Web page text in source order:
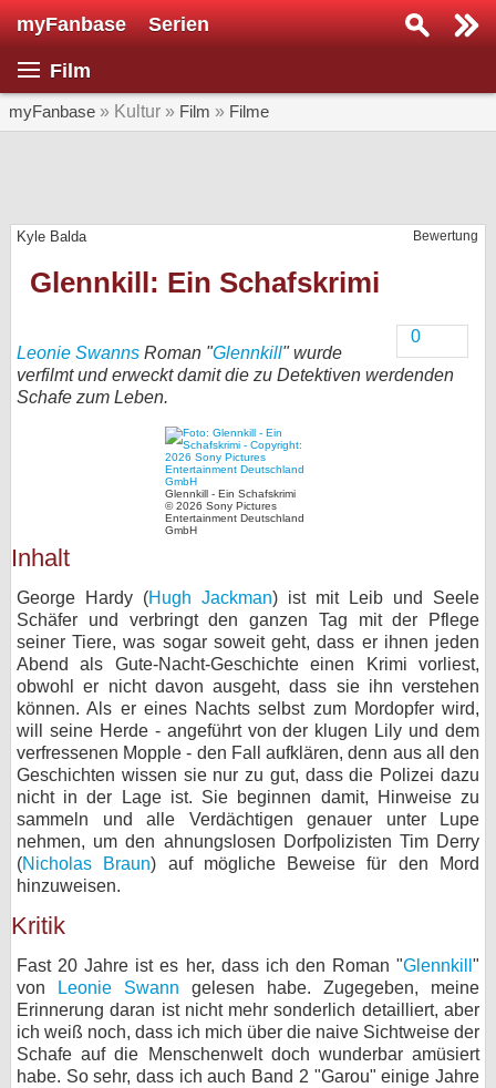
myFanbase Serien
Film
myFanbase » Kultur » Film » Filme
Bewertung
Kyle Balda
Glennkill: Ein Schafskrimi
0
Leonie Swanns Roman "Glennkill" wurde
verfilmt und erweckt damit die zu Detektiven werdenden
Schafe zum Leben.
Glennkill - Ein Schafskrimi
© 2026 Sony Pictures
Entertainment Deutschland
GmbH
Inhalt
George Hardy (Hugh Jackman) ist mit Leib und Seele
Schäfer und verbringt den ganzen Tag mit der Pflege
seiner Tiere, was sogar soweit geht, dass er ihnen jeden
Abend als Gute-Nacht-Geschichte einen Krimi vorliest,
obwohl er nicht davon ausgeht, dass sie ihn verstehen
können. Als er eines Nachts selbst zum Mordopfer wird,
will seine Herde - angeführt von der klugen Lily und dem
verfressenen Mopple - den Fall aufklären, denn aus all den
Geschichten wissen sie nur zu gut, dass die Polizei dazu
nicht in der Lage ist. Sie beginnen damit, Hinweise zu
sammeln und alle Verdächtigen genauer unter Lupe
nehmen, um den ahnungslosen Dorfpolizisten Tim Derry
(Nicholas Braun) auf mögliche Beweise für den Mord
hinzuweisen.
Kritik
Fast 20 Jahre ist es her, dass ich den Roman "Glennkill "
von
Leonie Swann gelesen habe. Zugegeben, meine
Erinnerung daran ist nicht mehr sonderlich detailliert, aber
ich weiß noch, dass ich mich über die naive Sichtweise der
Schafe auf die Menschenwelt doch wunderbar amüsiert
habe. So sehr, dass ich auch Band 2 "Garou" einige Jahre
Serie suchen...
SERIEN
Veranstaltungen
Specials
Gewinnspiele
Forum
bei X
Kontakt
Nutzungsbedingungen
Datenschutz
Cookie-Einstellungen
Impressum
Desktop-Ansicht